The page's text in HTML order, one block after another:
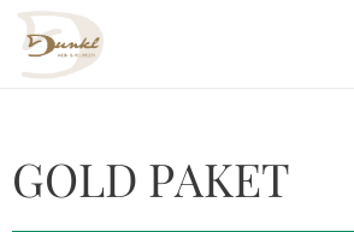
GOLD PAKET